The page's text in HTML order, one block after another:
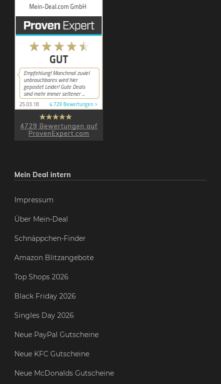
Mein Deal intern
Impressum
Über Mein-Deal
Schnäppchen-Finder
Amazon Blitzangebote
Top Shops 2026
Black Friday 2026
Singles Day 2026
Neue PayPal Gutscheine
Neue KFC Gutscheine
Neue McDonalds Gutscheine